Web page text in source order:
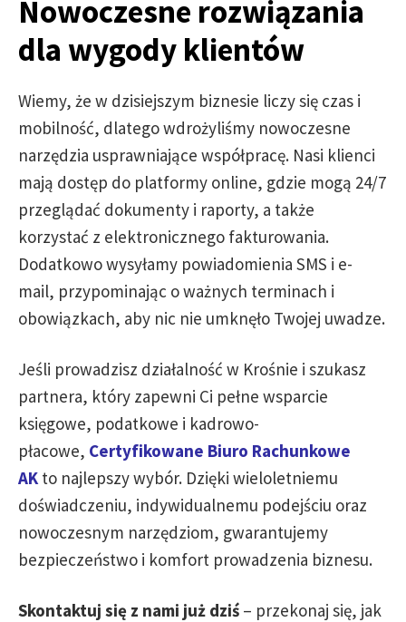
Nowoczesne rozwiązania
dla wygody klientów
Wiemy, że w dzisiejszym biznesie liczy się czas i
mobilność, dlatego wdrożyliśmy nowoczesne
narzędzia usprawniające współpracę. Nasi klienci
mają dostęp do platformy online, gdzie mogą 24/7
przeglądać dokumenty i raporty, a także
korzystać z elektronicznego fakturowania.
Dodatkowo wysyłamy powiadomienia SMS i e-
mail, przypominając o ważnych terminach i
obowiązkach, aby nic nie umknęło Twojej uwadze.
Jeśli prowadzisz działalność w Krośnie i szukasz
partnera, który zapewni Ci pełne wsparcie
księgowe, podatkowe i kadrowo-
płacowe, Certyfikowane Biuro Rachunkowe
AKto najlepszy wybór. Dzięki wieloletniemu
doświadczeniu, indywidualnemu podejściu oraz
nowoczesnym narzędziom, gwarantujemy
bezpieczeństwo i komfort prowadzenia biznesu.
Skontaktuj się z nami już dziś – przekonaj się, jak